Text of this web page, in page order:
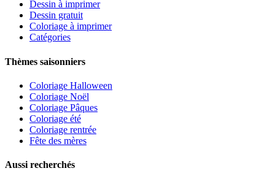
Dessin à imprimer
Dessin gratuit
Coloriage à imprimer
Catégories
Thèmes saisonniers
Coloriage Halloween
Coloriage Noël
Coloriage Pâques
Coloriage été
Coloriage rentrée
Fête des mères
Aussi recherchés